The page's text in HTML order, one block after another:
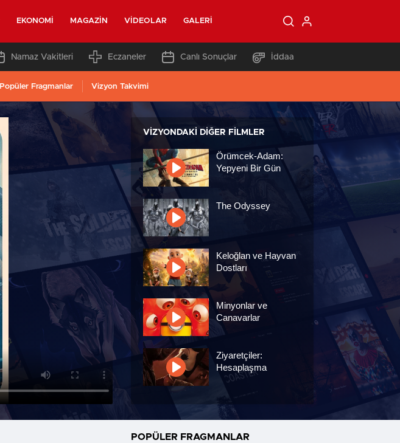
EKONOMI MAGAZIN VIDEOLAR GALERI
Namaz Vakitleri Eczaneler Canlı Sonuçlar İddaa
Popüler Fragmanlar Vizyon Takvimi
VIZYONDAKI DIĞER FILMLER
Örümcek-Adam:
Yepyeni Bir Gün
The Odyssey
Keloğlan ve Hayvan
Dostları
Minyonlar ve
Canavarlar
Ziyaretçiler:
Hesaplaşma
Nasreddin Hoca:
Zaman Yolcusu 4
POPÜLER FRAGMANLAR